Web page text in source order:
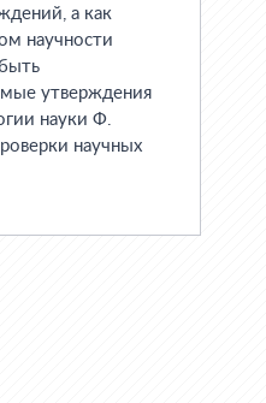
а как
научности
утверждения
науки Ф.
научных